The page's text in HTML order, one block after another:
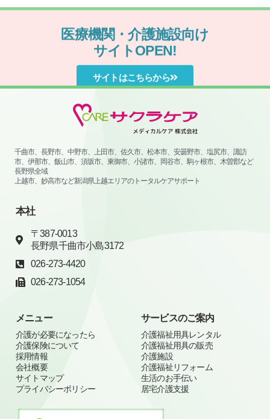
医療機関・介護施設向け
サイトOPEN!
サイトはこちらから
千曲市、長野市、中野市、上田市、佐久市、松本市、安曇野市、塩尻市、諏訪
市、伊那市、飯山市、須坂市、東御市、小諸市、岡谷市、駒ヶ根市、木曽郡など
長野県全域
上越市、妙高市など新潟県上越エリアのトータルケアサポート
本社
〒387-0013
長野県千曲市小島3172
026-273-4420
026-273-1054
メニュー
介護が必要になったら
介護保険について
採用情報
会社概要
サイトマップ
プライバシーポリシー
サービスのご案内
介護福祉用具レンタル
介護福祉用具の販売
介護施設
介護福祉リフォーム
生活のお手伝い
居宅介護支援